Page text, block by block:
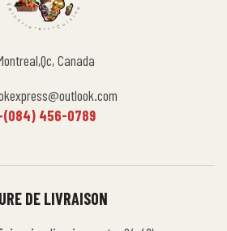
Canada
456-0789
DE LIVRAISON